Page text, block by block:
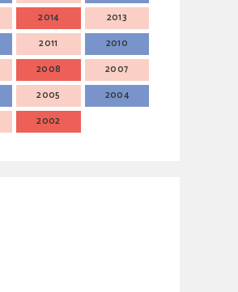
2014
2013
2011
2010
2008
2007
2005
2004
2002